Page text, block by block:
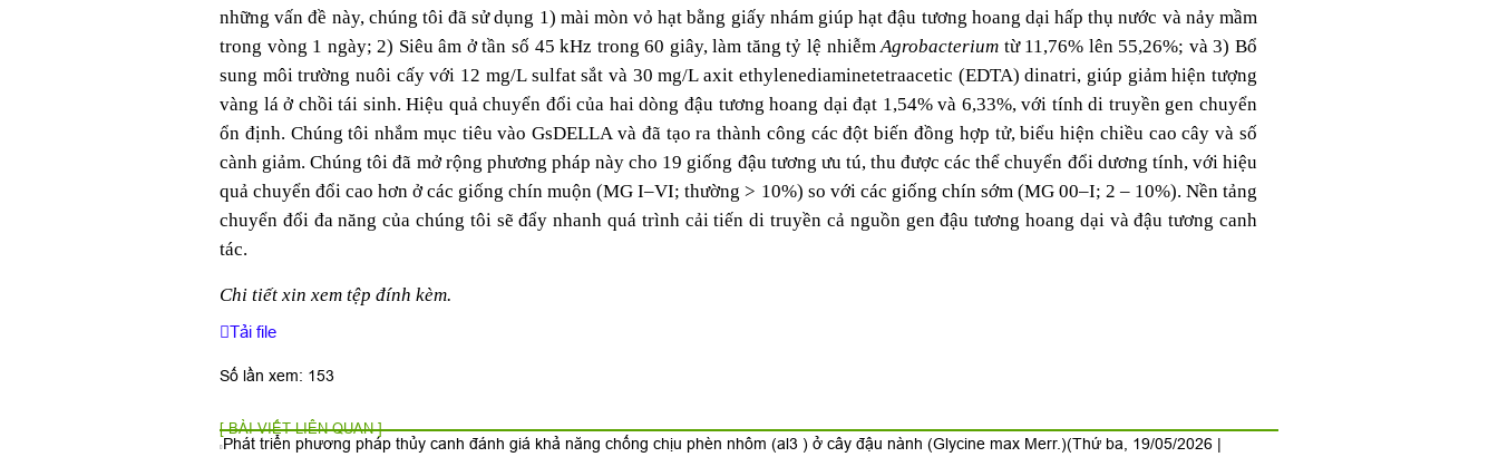
những vấn đề này, chúng tôi đã sử dụng 1) mài mòn vỏ hạt bằng giấy nhám giúp hạt đậu tương hoang dại hấp thụ nước và nảy mầm
trong vòng 1 ngày; 2) Siêu âm ở tần số 45 kHz trong 60 giây, làm tăng tỷ lệ nhiễm Agrobacterium từ 11,76% lên 55,26%; và 3) Bổ
sung môi trường nuôi cấy với 12 mg/L sulfat sắt và 30 mg/L axit ethylenediaminetetraacetic (EDTA) dinatri, giúp giảm hiện tượng
vàng lá ở chồi tái sinh. Hiệu quả chuyển đổi của hai dòng đậu tương hoang dại đạt 1,54% và 6,33%, với tính di truyền gen chuyển
ổn định. Chúng tôi nhắm mục tiêu vào GsDELLA và đã tạo ra thành công các đột biến đồng hợp tử, biểu hiện chiều cao cây và số
cành giảm. Chúng tôi đã mở rộng phương pháp này cho 19 giống đậu tương ưu tú, thu được các thể chuyển đổi dương tính, với hiệu
quả chuyển đổi cao hơn ở các giống chín muộn (MG I–VI; thường > 10%) so với các giống chín sớm (MG 00–I; 2 – 10%). Nền tảng
chuyển đổi đa năng của chúng tôi sẽ đẩy nhanh quá trình cải tiến di truyền cả nguồn gen đậu tương hoang dại và đậu tương canh
tác.
Chi tiết xin xem tệp đính kèm.
Tải file
Số lần xem: 153
[ BÀI VIẾT LIÊN QUAN ]
Phát triển phương pháp thủy canh đánh giá khả năng chống chịu phèn nhôm (al3 ) ở cây đậu nành (Glycine max Merr.)(Thứ ba, 19/05/2026 |